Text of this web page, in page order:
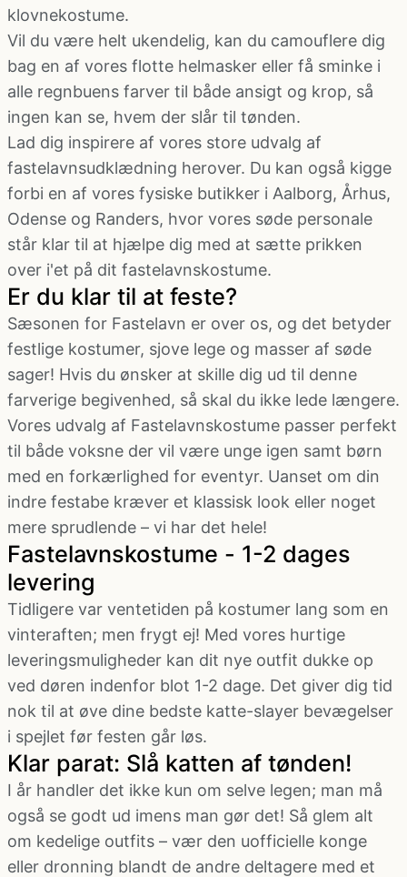
klovnekostume.
Vil du være helt ukendelig, kan du camouflere dig
bag en af vores flotte helmasker eller få sminke i
alle regnbuens farver til både ansigt og krop, så
ingen kan se, hvem der slår til tønden.
Lad dig inspirere af vores store udvalg af
fastelavnsudklædning herover. Du kan også kigge
forbi en af vores fysiske butikker i Aalborg, Århus,
Odense og Randers, hvor vores søde personale
står klar til at hjælpe dig med at sætte prikken
over i'et på dit fastelavnskostume.
Er du klar til at feste?
Sæsonen for Fastelavn er over os, og det betyder
festlige kostumer, sjove lege og masser af søde
sager! Hvis du ønsker at skille dig ud til denne
farverige begivenhed, så skal du ikke lede længere.
Vores udvalg af Fastelavnskostume passer perfekt
til både voksne der vil være unge igen samt børn
med en forkærlighed for eventyr. Uanset om din
indre festabe kræver et klassisk look eller noget
mere sprudlende – vi har det hele!
Fastelavnskostume - 1-2 dages
levering
Tidligere var ventetiden på kostumer lang som en
vinteraften; men frygt ej! Med vores hurtige
leveringsmuligheder kan dit nye outfit dukke op
ved døren indenfor blot 1-2 dage. Det giver dig tid
nok til at øve dine bedste katte-slayer bevægelser
i spejlet før festen går løs.
Klar parat: Slå katten af tønden!
I år handler det ikke kun om selve legen; man må
også se godt ud imens man gør det! Så glem alt
om kedelige outfits – vær den uofficielle konge
eller dronning blandt de andre deltagere med et